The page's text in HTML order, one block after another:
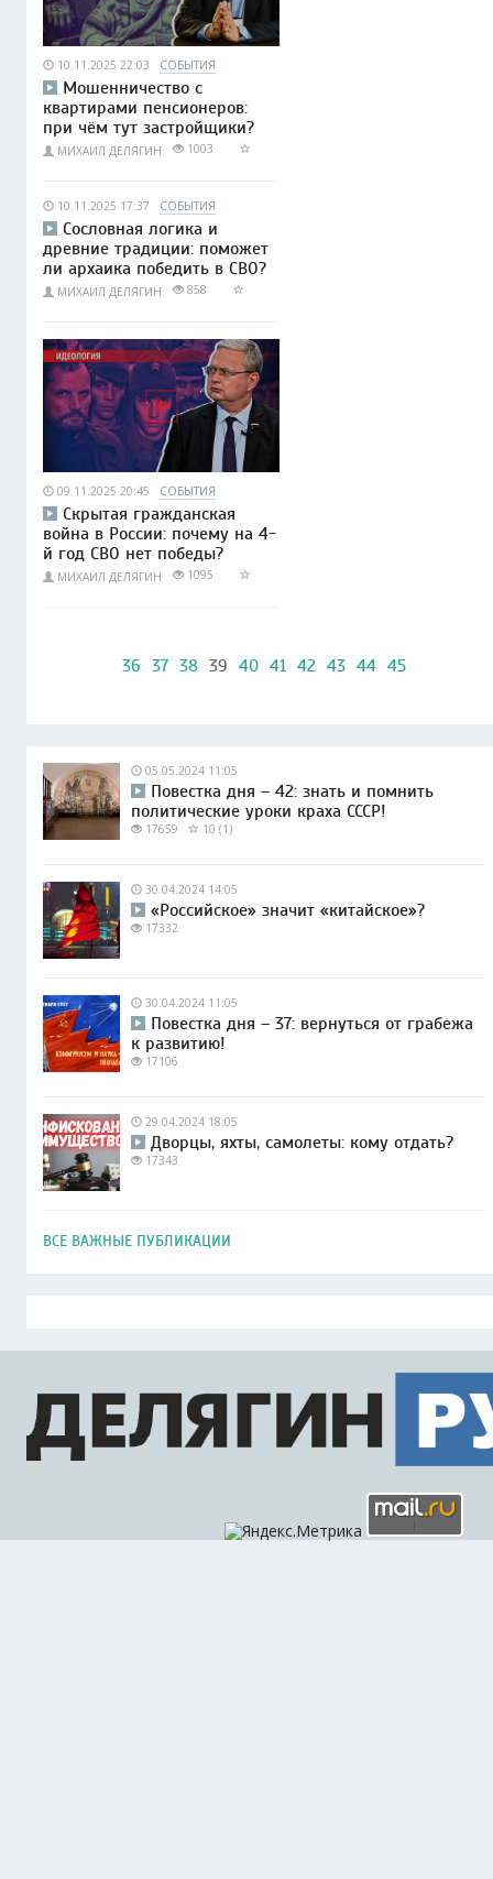
10.11.2025 22:03 СОБЫТИЯ
Мошенничество с
квартирами пенсионеров:
при чём тут застройщики?
МИХАИЛ ДЕЛЯГИН 1003
10.11.2025 17:37 СОБЫТИЯ
Сословная логика и
древние традиции: поможет
ли архаика победить в СВО?
МИХАИЛ ДЕЛЯГИН 858
09.11.2025 20:45 СОБЫТИЯ
Скрытая гражданская
война в России: почему на 4-
й год СВО нет победы?
МИХАИЛ ДЕЛЯГИН 1095
36 37 38 39 40 41 42 43 44 45
05.05.2024 11:05
Повестка дня – 42: знать и помнить
политические уроки краха СССР!
17659 10 (1)
30.04.2024 14:05
«Российское» значит «китайское»?
17332
30.04.2024 11:05
Повестка дня – 37: вернуться от грабежа
к развитию!
17106
29.04.2024 18:05
Дворцы, яхты, самолеты: кому отдать?
17343
ВСЕ ВАЖНЫЕ ПУБЛИКАЦИИ